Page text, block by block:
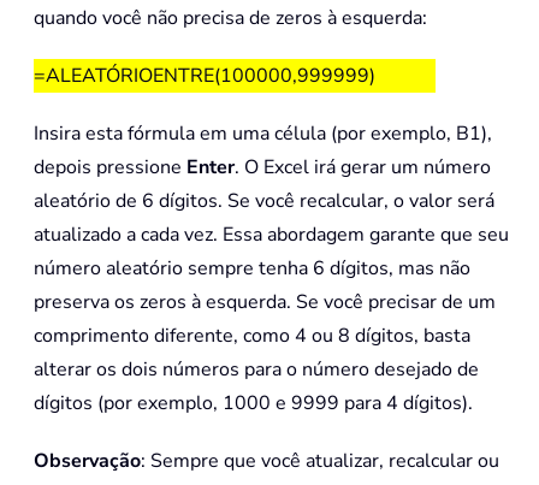
quando você não precisa de zeros à esquerda:
=ALEATÓRIOENTRE(100000,999999)
Insira esta fórmula em uma célula (por exemplo, B1),
depois pressione Enter. O Excel irá gerar um número
aleatório de 6 dígitos. Se você recalcular, o valor será
atualizado a cada vez. Essa abordagem garante que seu
número aleatório sempre tenha 6 dígitos, mas não
preserva os zeros à esquerda. Se você precisar de um
comprimento diferente, como 4 ou 8 dígitos, basta
alterar os dois números para o número desejado de
dígitos (por exemplo, 1000 e 9999 para 4 dígitos).
Observação: Sempre que você atualizar, recalcular ou